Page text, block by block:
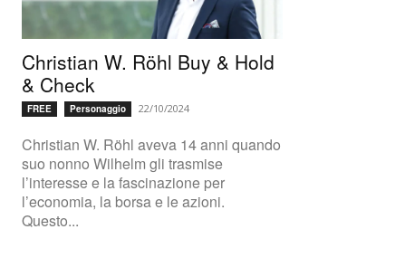
Christian W. Röhl Buy & Hold
& Check
FREE Personaggio 22/10/2024
Christian W. Röhl aveva 14 anni quando
suo nonno Wilhelm gli trasmise
l’interesse e la fascinazione per
l’economia, la borsa e le azioni.
Questo...